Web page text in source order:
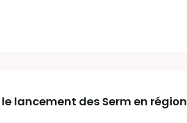
le lancement des Serm en région